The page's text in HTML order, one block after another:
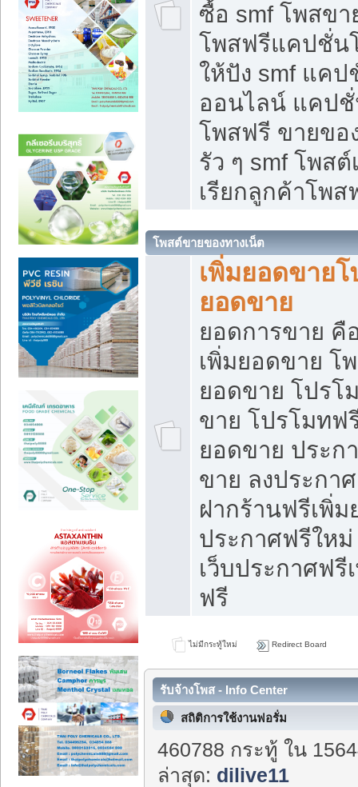
ซื้อ smf โพสข
โพสฟรีแคปชั่น
ให้ปัง smf แค
ออนไลน์ แคป
โพสฟรี ขายขอ
รัว ๆ smf โพส
เรียกลูกค้าโพส
โพสต์ขายของทางเน็ต
เพิ่มยอดขาย
ยอดขาย
ยอดการขาย คื
เพิ่มยอดขาย โ
ยอดขาย โปรโ
ขาย โปรโมทฟ
ยอดขาย ประก
ขาย ลงประกา
ฝากร้านฟรีเพิ่ม
ประกาศฟรีให
เว็บประกาศฟรี
ฟรี
ไม่มีกระทู้ใหม่ Redirect Board
รับจ้างโพส - Info Center
สถิติการใช้งานฟอรั่ม
460788 กระทู้ ใน
ล่าสุด: dilive11